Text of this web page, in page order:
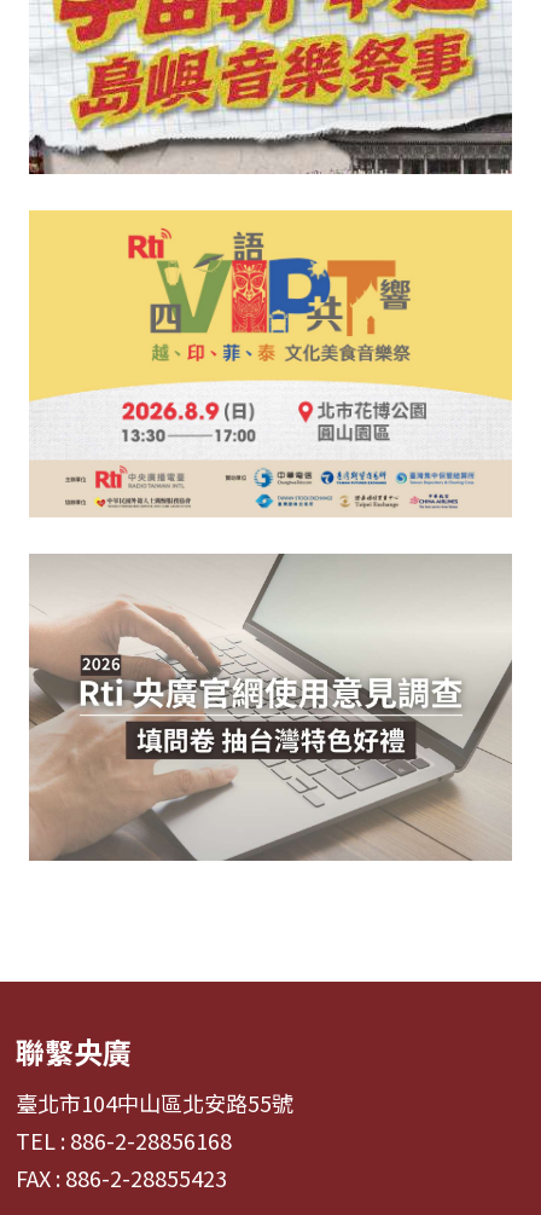
聯繫央廣
臺北市104中山區北安路55號
TEL : 886-2-28856168
FAX : 886-2-28855423